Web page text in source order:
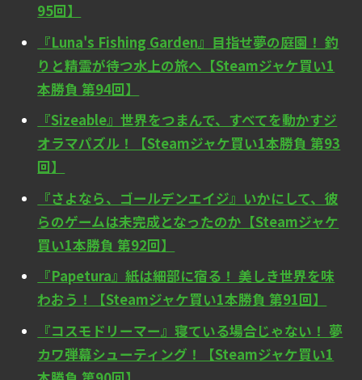
95回】
『Luna's Fishing Garden』目指せ夢の庭園！ 釣
りと精霊が待つ水上の旅へ【Steamジャケ買い1
本勝負 第94回】
『Sizeable』世界をつまんで、すべてを動かすジ
オラマパズル！【Steamジャケ買い1本勝負 第93
回】
『さよなら、ゴールデンエイジ』いかにして、彼
らのゲームは未完成となったのか【Steamジャケ
買い1本勝負 第92回】
『Papetura』紙は細部に宿る！ 美しき世界を味
わおう！【Steamジャケ買い1本勝負 第91回】
『コスモドリーマー』寝ている場合じゃない！ 夢
カワ弾幕シューティング！【Steamジャケ買い1